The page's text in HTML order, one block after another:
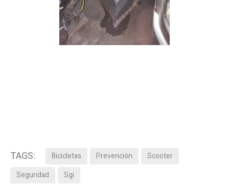
TAGS: Bicicletas Prevención
Scooter
Seguridad
Sgi